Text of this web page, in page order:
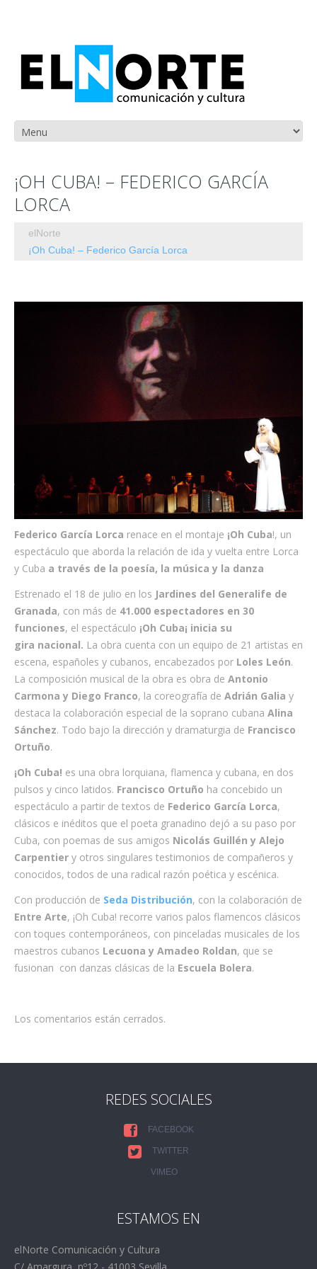
¡OH CUBA! – FEDERICO GARCÍA
LORCA
elNorte
¡Oh Cuba! – Federico García Lorca
Federico García Lorca renace en el montaje ¡Oh Cuba!, un
espectáculo que aborda la relación de ida y vuelta entre Lorca
y Cuba a través de la poesía, la música y la danza
Estrenado el 18 de julio en los Jardines del Generalife de
Granada, con más de 41.000 espectadores en 30
funciones, el espectáculo ¡Oh Cuba¡ inicia su
gira nacional. La obra cuenta con un equipo de 21 artistas en
escena, españoles y cubanos, encabezados por Loles León.
La composición musical de la obra es obra de Antonio
Carmona y Diego Franco, la coreografía de Adrián Galia y
destaca la colaboración especial de la soprano cubana Alina
Sánchez. Todo bajo la dirección y dramaturgia de Francisco
Ortuño.
¡Oh Cuba! es una obra lorquiana, flamenca y cubana, en dos
pulsos y cinco latidos. Francisco Ortuño ha concebido un
espectáculo a partir de textos de Federico García Lorca,
clásicos e inéditos que el poeta granadino dejó a su paso por
Cuba, con poemas de sus amigos Nicolás Guillén y Alejo
Carpentier y otros singulares testimonios de compañeros y
conocidos, todos de una radical razón poética y escénica.
Con producción de Seda Distribución, con la colaboración de
Entre Arte, ¡Oh Cuba! recorre varios palos flamencos clásicos
con toques contemporáneos, con pinceladas musicales de los
maestros cubanos Lecuona y Amadeo Roldan, que se
fusionan con danzas clásicas de la Escuela Bolera.
Los comentarios están cerrados.
REDES SOCIALES
FACEBOOK
TWITTER
VIMEO
ESTAMOS EN
elNorte Comunicación y Cultura